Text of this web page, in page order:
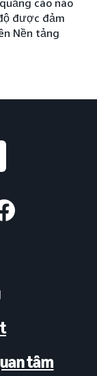
cáo nào
được đảm
Nền tảng
tâm